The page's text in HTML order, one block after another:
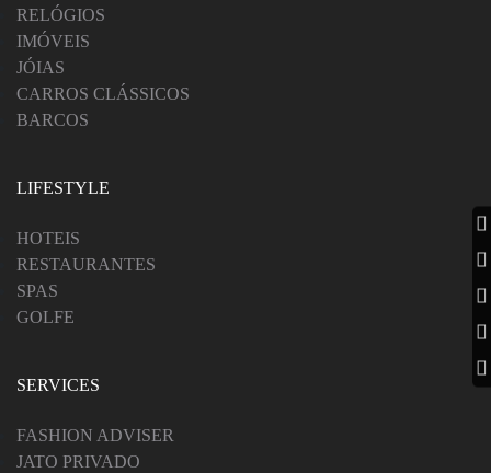
RELÓGIOS
IMÓVEIS
JÓIAS
CARROS CLÁSSICOS
BARCOS
LIFESTYLE
HOTEIS
RESTAURANTES
SPAS
GOLFE
SERVICES
FASHION ADVISER
JATO PRIVADO